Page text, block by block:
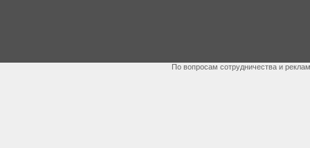
По вопросам сотрудничества и